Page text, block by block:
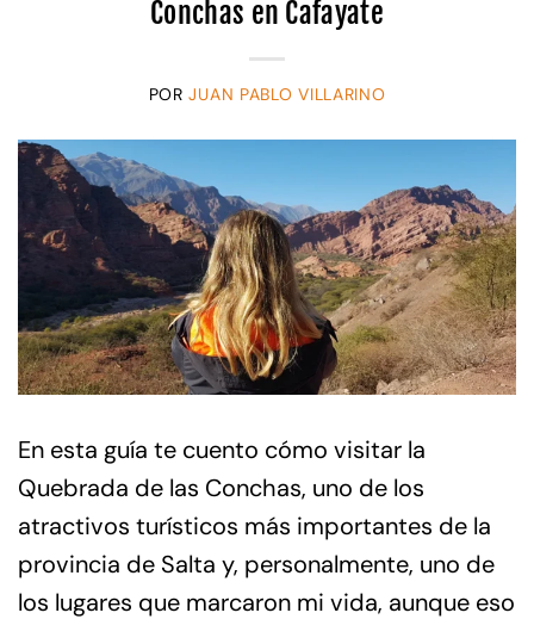
Conchas en Cafayate
PORJUAN PABLO VILLARINO
En esta guía te cuento cómo visitar la
Quebrada de las Conchas, uno de los
atractivos turísticos más importantes de la
provincia de Salta y, personalmente, uno de
los lugares que marcaron mi vida, aunque eso